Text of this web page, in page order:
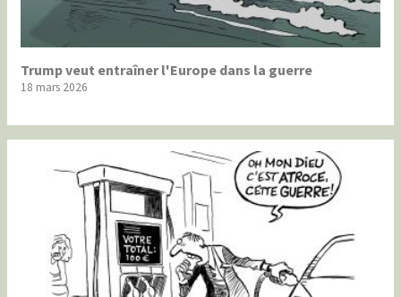
Trump veut entraîner l'Europe dans la guerre
18 mars 2026